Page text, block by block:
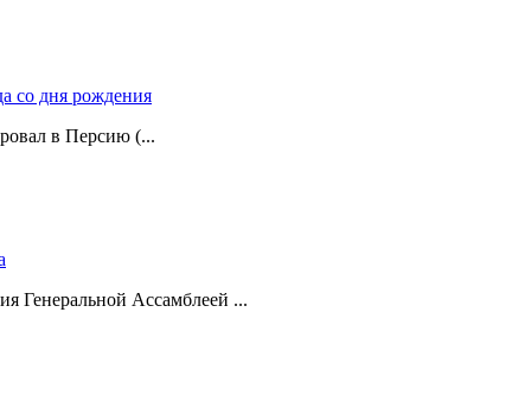
со дня рождения
в Персию (...
Генеральной Ассамблеей ...